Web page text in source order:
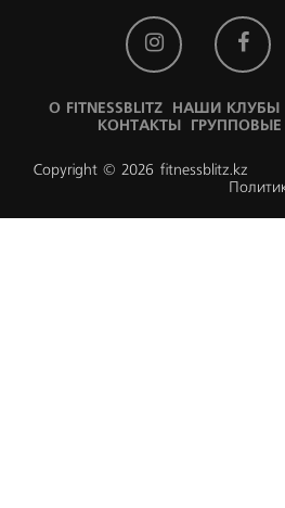
О FITNESSBLITZ НАШИ КЛУБЫ
КОНТАКТЫ
Copyright © 2026 fitnessblitz.kz